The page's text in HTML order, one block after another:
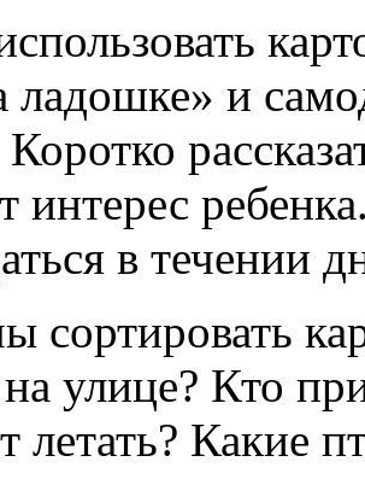
и
интерес
в течении
сортировать
улице? Кто
летать? Какие